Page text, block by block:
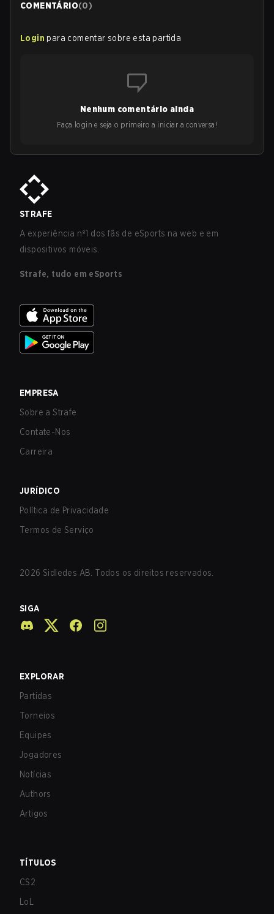
COMENTÁRIO(0)
Login para comentar sobre esta partida
Nenhum comentário ainda
Faça login e seja o primeiro a iniciar a conversa!
STRAFE
A experiência nº1 dos fãs de eSports na web e em
dispositivos móveis.
Strafe, tudo em eSports
EMPRESA
Sobre a Strafe
Contate-Nos
Carreira
JURÍDICO
Política de Privacidade
Termos de Serviço
2026 Sidledes AB. Todos os direitos reservados.
SIGA
EXPLORAR
Partidas
Torneios
Equipes
Jogadores
Notícias
Authors
Artigos
TÍTULOS
CS2
LoL